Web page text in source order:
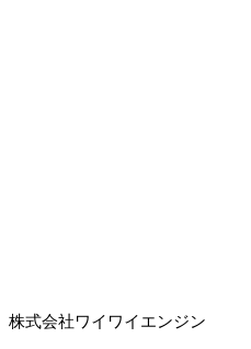
株式会社ワイワイエンジン